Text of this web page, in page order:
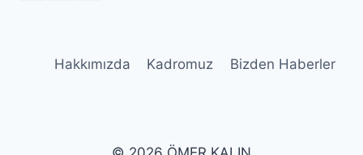
Hakkımızda Kadromuz Bizden Haberler